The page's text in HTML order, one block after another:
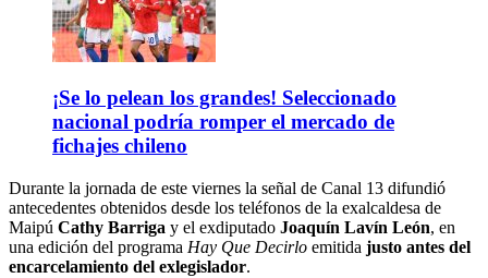
¡Se lo pelean los grandes! Seleccionado
nacional podría romper el mercado de
fichajes chileno
Durante la jornada de este viernes la señal de Canal 13 difundió
antecedentes obtenidos desde los teléfonos de la exalcaldesa de
Maipú Cathy Barriga y el exdiputado Joaquín Lavín León, en
una edición del programa Hay Que Decirlo emitida justo antes del
encarcelamiento del exlegislador.